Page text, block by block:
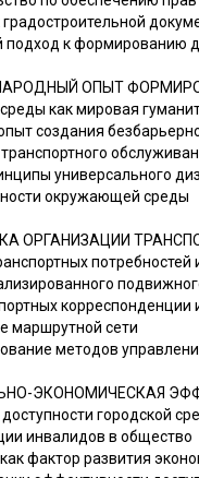
подход к формированию
ОПЫТ
как мировая
создания
универсального
окружающей среды
ОРГАНИЗАЦИИ
маршрутной сети
методов
ЭКОНОМИЧЕСКАЯ
городской
инвалидов в общество
фактор развития